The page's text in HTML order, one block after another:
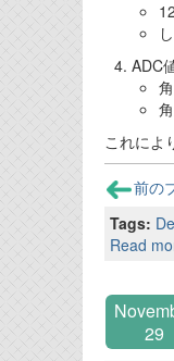
ADC
これによ
前の
Tags:
Read
29